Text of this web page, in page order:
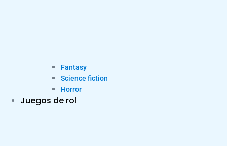
Fantasy
Science fiction
Horror
Juegos de rol